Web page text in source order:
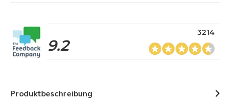
9.2
3214
Produktbeschreibung